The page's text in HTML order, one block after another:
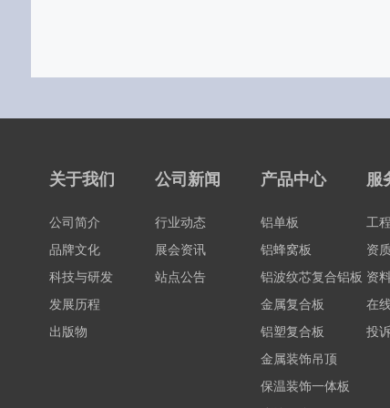
关于我们
公司简介
品牌文化
科技与研发
发展历程
出版物
公司新闻
行业动态
展会资讯
站点公告
产品中心
铝单板
铝蜂窝板
铝波纹芯复合铝板
金属复合板
铝塑复合板
金属装饰吊顶
保温装饰一体板
服
工
资
资
在
投